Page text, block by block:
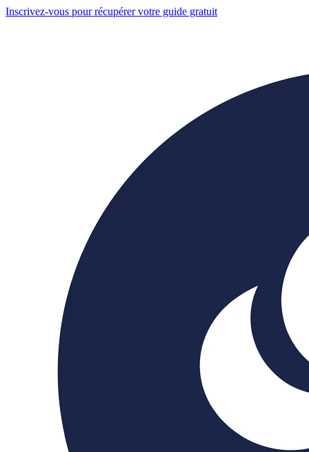
Inscrivez-vous pour récupérer votre guide gratuit